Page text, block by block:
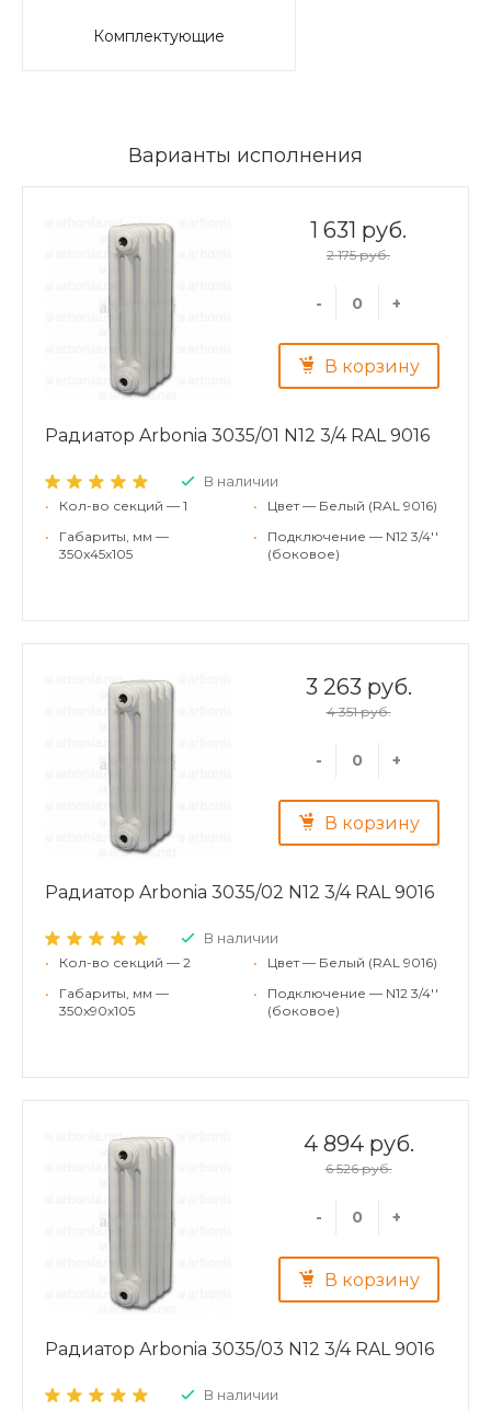
Комплектующие
Варианты исполнения
1 631 руб.
2 175 руб.
- +
В корзину
Радиатор Arbonia 3035/01 N12 3/4 RAL 9016
В наличии
•
Кол-во секций — 1
•
Габариты, мм —
350x45x105
•
Цвет — Белый (RAL 9016)
•
Подключение — N12 3/4''
(боковое)
3 263 руб.
4 351 руб.
- +
В корзину
Радиатор Arbonia 3035/02 N12 3/4 RAL 9016
В наличии
•
Кол-во секций — 2
•
Габариты, мм —
350x90x105
•
Цвет — Белый (RAL 9016)
•
Подключение — N12 3/4''
(боковое)
4 894 руб.
6 526 руб.
- +
В корзину
Радиатор Arbonia 3035/03 N12 3/4 RAL 9016
В наличии